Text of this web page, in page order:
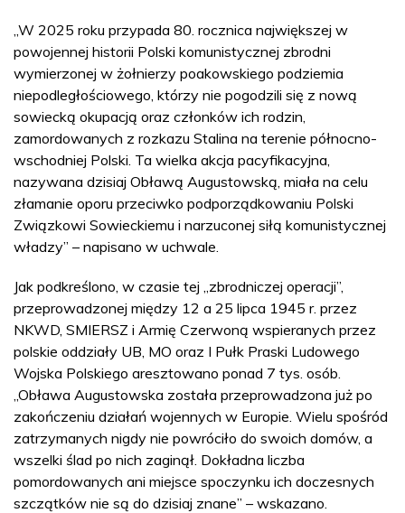
„W 2025 roku przypada 80. rocznica największej w
powojennej historii Polski komunistycznej zbrodni
wymierzonej w żołnierzy poakowskiego podziemia
niepodległościowego, którzy nie pogodzili się z nową
sowiecką okupacją oraz członków ich rodzin,
zamordowanych z rozkazu Stalina na terenie północno-
wschodniej Polski. Ta wielka akcja pacyfikacyjna,
nazywana dzisiaj Obławą Augustowską, miała na celu
złamanie oporu przeciwko podporządkowaniu Polski
Związkowi Sowieckiemu i narzuconej siłą komunistycznej
władzy” – napisano w uchwale.
Jak podkreślono, w czasie tej „zbrodniczej operacji”,
przeprowadzonej między 12 a 25 lipca 1945 r. przez
NKWD, SMIERSZ i Armię Czerwoną wspieranych przez
polskie oddziały UB, MO oraz I Pułk Praski Ludowego
Wojska Polskiego aresztowano ponad 7 tys. osób.
„Obława Augustowska została przeprowadzona już po
zakończeniu działań wojennych w Europie. Wielu spośród
zatrzymanych nigdy nie powróciło do swoich domów, a
wszelki ślad po nich zaginął. Dokładna liczba
pomordowanych ani miejsce spoczynku ich doczesnych
szczątków nie są do dzisiaj znane” – wskazano.